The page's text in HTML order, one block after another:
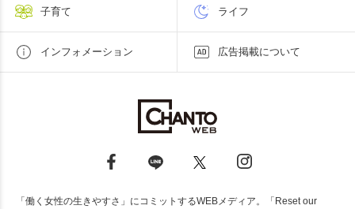
子育て ライフ
インフォメーション 広告掲載について
「働く女性の生きやすさ」にコミットするWEBメディア。「Reset our